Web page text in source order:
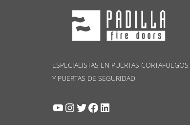
ESPECIALISTAS EN PUERTAS CORTAFUEGOS
Y PUERTAS DE SEGURIDAD
YouTube
Instagram
Twitter
Facebook
LinkedIn